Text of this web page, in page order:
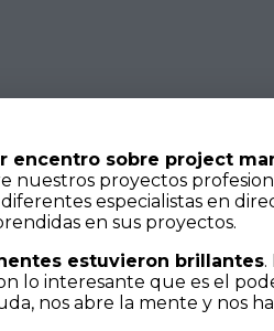
encentro sobre project
nuestros proyectos
especialistas en
en sus proyectos.
estuvieron brillantes.
lo interesante que es el
nos abre la mente y nos